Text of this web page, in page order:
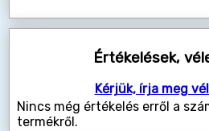
Értékelések,
Kérjük, írja meg
Nincs még értékelés erről a
termékről.